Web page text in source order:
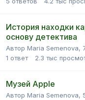
История находки
основу детектива
Автор Maria Semenova,
1 ответ 2.3 тыс
Музей Apple
Автор Maria Semenova,